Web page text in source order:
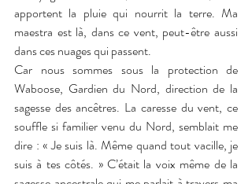
apportent la pluie qui nourrit la terre. Ma
maestra est là, dans ce vent, peut-être aussi
dans ces nuages qui passent.
Car nous sommes sous la protection de
Waboose, Gardien du Nord, direction de la
sagesse des ancêtres. La caresse du vent, ce
souffle si familier venu du Nord, semblait me
dire : « Je suis là. Même quand tout vacille, je
suis à tes côtés. » C’était la voix même de la